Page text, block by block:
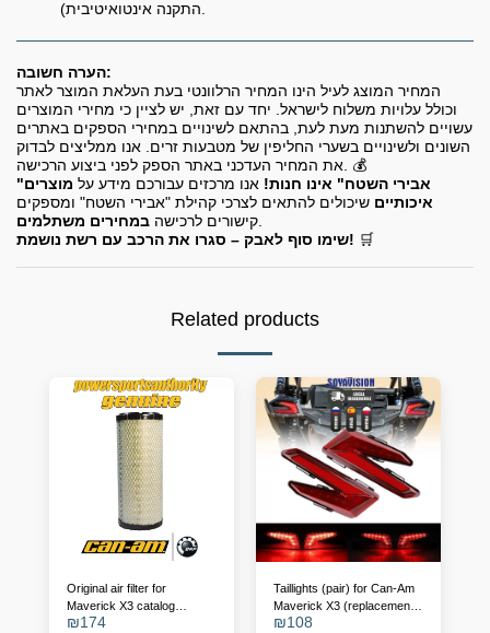
הערה חשובה:
המחיר המוצג לעיל הינו המחיר הרלוונטי בעת העלאת המוצר לאתר
וכולל עלויות משלוח לישראל. יחד עם זאת, יש לציין כי מחירי המוצרים
עשויים להשתנות מעת לעת, בהתאם לשינויים במחירי הספקים באתרים
השונים ולשינויים בשערי החליפין של מטבעות זרים. אנו ממליצים לבדוק
את המחיר העדכני באתר הספק לפני ביצוע הרכישה. 💰
"אבירי השטח" אינו חנות! אנו מרכזים עבורכם מידע על מוצרים
איכותיים שיכולים להתאים לצרכי קהילת "אבירי השטח" ומספקים
קישורים לרכישה במחירים משתלמים
שימו סוף לאבק – סגרו את הרכב עם רשת נושמת! 🛒
Related products
Original air filter for
Maverick X3 catalog
number - 715900422
₪174
Taillights (pair) for Can-Am
Maverick X3 (replacement
for OEM 710004743/4)
₪108